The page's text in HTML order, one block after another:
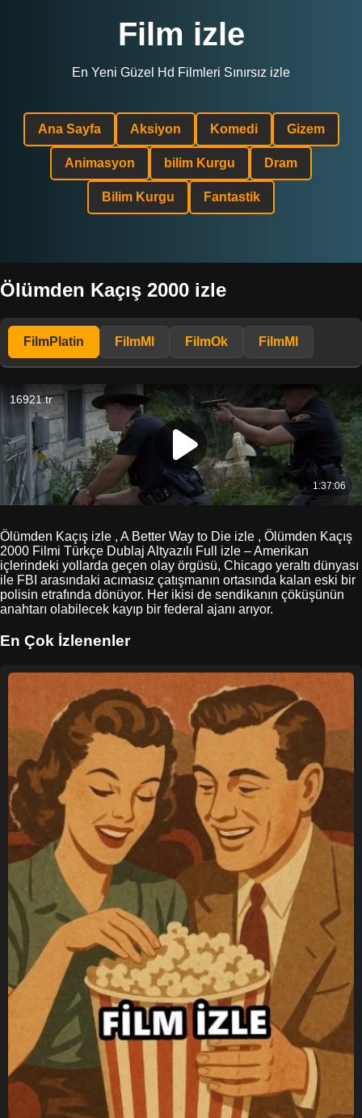
Film izle
En Yeni Güzel Hd Filmleri Sınırsız izle
Ana Sayfa Aksiyon Komedi Gizem
Animasyon bilim Kurgu Dram
Bilim Kurgu Fantastik
Ölümden Kaçış 2000 izle
FilmPlatin FilmMl FilmOk FilmMl
Ölümden Kaçış izle , A Better Way to Die izle , Ölümden Kaçış
2000 Filmi Türkçe Dublaj Altyazılı Full izle – Amerikan
içlerindeki yollarda geçen olay örgüsü, Chicago yeraltı dünyası
ile FBI arasındaki acımasız çatışmanın ortasında kalan eski bir
polisin etrafında dönüyor. Her ikisi de sendikanın çöküşünün
anahtarı olabilecek kayıp bir federal ajanı arıyor.
En Çok İzlenenler